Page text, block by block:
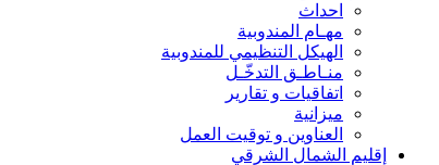
احداث
مهـام المندوبية
الهيكل التنظيمي للمندوبية
منـاطـق التدخّـل
اتفاقيات و تقارير
ميزانية
العناوين و توقيت العمل
إقليم الشمال الشرقي